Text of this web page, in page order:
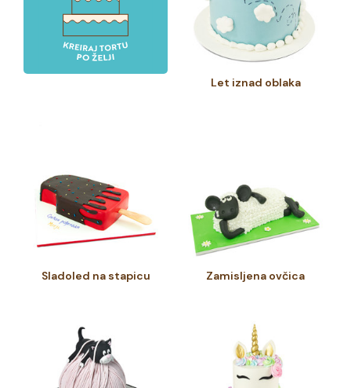
Let iznad oblaka
Sladoled na stapicu Zamisljena ovčica